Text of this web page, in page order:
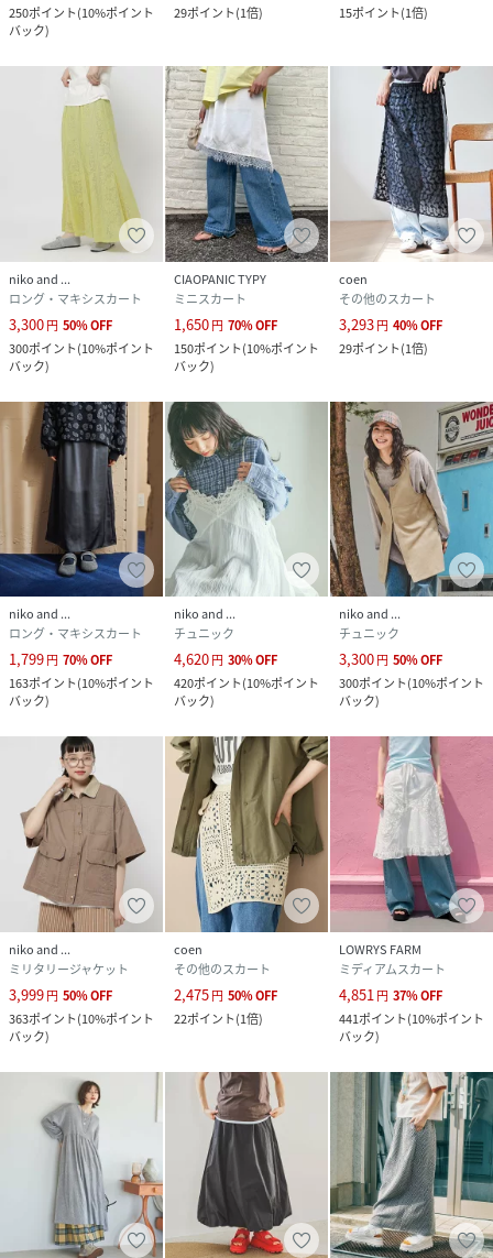
250ポイント(10%ポイント
バック)
29ポイント(1倍)
15ポイント(1倍)
niko and ...
ロング・マキシスカート
3,300円 50%OFF
300ポイント(10%ポイント
バック)
CIAOPANIC TYPY
ミニスカート
1,650円 70%OFF
150ポイント(10%ポイント
バック)
coen
その他のスカート
3,293円 40%OFF
29ポイント(1倍)
niko and ...
ロング・マキシスカート
1,799円 70%OFF
163ポイント(10%ポイント
バック)
niko and ...
チュニック
4,620円 30%OFF
420ポイント(10%ポイント
バック)
niko and ...
チュニック
3,300円 50%OFF
300ポイント(10%ポイント
バック)
niko and ...
ミリタリージャケット
3,999円 50%OFF
363ポイント(10%ポイント
バック)
coen
その他のスカート
2,475円 50%OFF
22ポイント(1倍)
LOWRYS FARM
ミディアムスカート
4,851 円 37%OFF
441ポイント(10%ポイント
バック)